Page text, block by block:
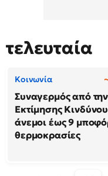
τελευταία
Κοινωνία
Συναγερμός από
Εκτίμησης
άνεμοι έως 9
θερμοκρασίες